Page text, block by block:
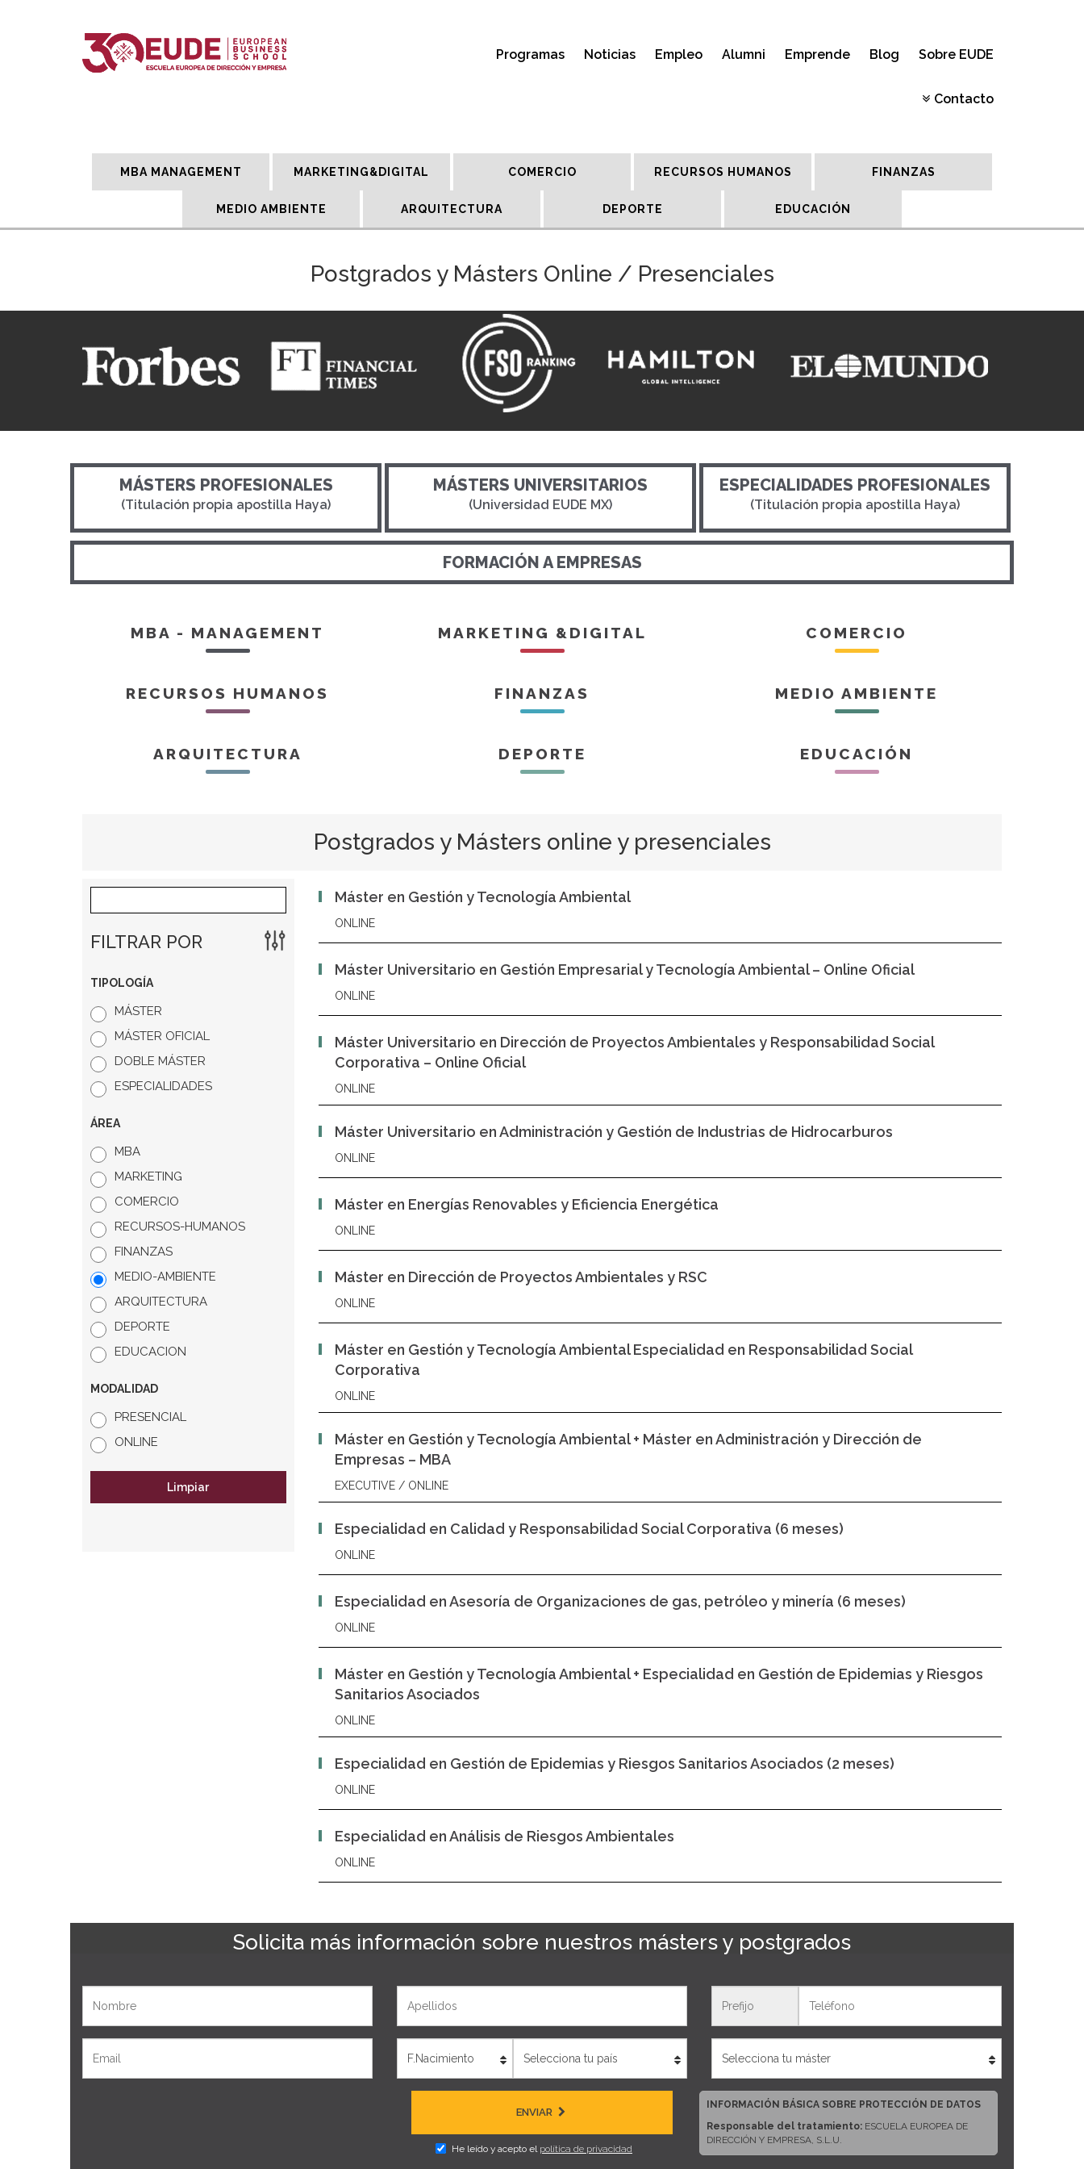
Programas Noticias Empleo Alumni Emprende Blog Sobre EUDE
Contacto
MBA MANAGEMENT MARKETING&DIGITAL COMERCIO RECURSOS HUMANOS FINANZAS
MEDIO AMBIENTE ARQUITECTURA DEPORTE EDUCACIÓN
Postgrados y Másters Online / Presenciales
MÁSTERS PROFESIONALES
(Titulación propia apostilla Haya)
MÁSTERS UNIVERSITARIOS
(Universidad EUDE MX)
ESPECIALIDADES PROFESIONALES
(Titulación propia apostilla Haya)
FORMACIÓN A EMPRESAS
MBA - MANAGEMENT MARKETING &DIGITAL COMERCIO
RECURSOS HUMANOS FINANZAS MEDIO AMBIENTE
ARQUITECTURA DEPORTE EDUCACIÓN
Postgrados y Másters online y presenciales
FILTRAR POR
TIPOLOGÍA
MÁSTER
MÁSTER OFICIAL
DOBLE MÁSTER
ESPECIALIDADES
ÁREA
MBA
MARKETING
COMERCIO
RECURSOS-HUMANOS
FINANZAS
MEDIO-AMBIENTE
ARQUITECTURA
DEPORTE
EDUCACION
MODALIDAD
PRESENCIAL
ONLINE
Limpiar
Máster en Gestión y Tecnología Ambiental
ONLINE
Máster Universitario en Gestión Empresarial y Tecnología Ambiental – Online Oficial
ONLINE
Máster Universitario en Dirección de Proyectos Ambientales y Responsabilidad Social
Corporativa – Online Oficial
ONLINE
Máster Universitario en Administración y Gestión de Industrias de Hidrocarburos
ONLINE
Máster en Energías Renovables y Eficiencia Energética
ONLINE
Máster en Dirección de Proyectos Ambientales y RSC
ONLINE
Máster en Gestión y Tecnología Ambiental Especialidad en Responsabilidad Social
Corporativa
ONLINE
Máster en Gestión y Tecnología Ambiental + Máster en Administración y Dirección de
Empresas – MBA
EXECUTIVE / ONLINE
Especialidad en Calidad y Responsabilidad Social Corporativa (6 meses)
ONLINE
Especialidad en Asesoría de Organizaciones de gas, petróleo y minería (6 meses)
ONLINE
Máster en Gestión y Tecnología Ambiental + Especialidad en Gestión de Epidemias y Riesgos
Sanitarios Asociados
ONLINE
Especialidad en Gestión de Epidemias y Riesgos Sanitarios Asociados (2 meses)
ONLINE
Especialidad en Análisis de Riesgos Ambientales
ONLINE
Solicita más información sobre nuestros másters y postgrados
ENVIAR
He leído y acepto el política de privacidad
INFORMACIÓN BÁSICA SOBRE PROTECCIÓN DE DATOS
Responsable del tratamiento: ESCUELA EUROPEA DE
DIRECCIÓN Y EMPRESA, S.L.U.